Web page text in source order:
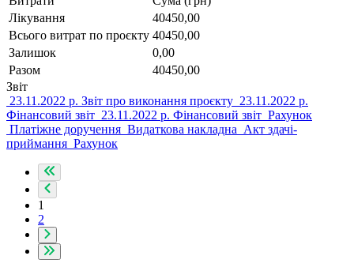
Лікування
40450,00
Всього витрат по проєкту 40450,00
Залишок
0,00
Разом
40450,00
Звіт
23.11.2022 р. Звіт про виконання проєкту 23.11.2022 р.
Фінансовий звіт 23.11.2022 р. Фінансовий звіт Рахунок
Платіжне доручення Видаткова накладна Акт здачі-
приймання Рахунок
1
2